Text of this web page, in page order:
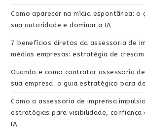
Como aparecer na mídia espontânea: o
sua autoridade e dominar a IA
7 benefícios diretos da assessoria de
médias empresas: estratégia de
Quando e como contratar assessoria
sua empresa: o guia estratégico para
Como a assessoria de imprensa
estratégias para visibilidade, confiança
IA